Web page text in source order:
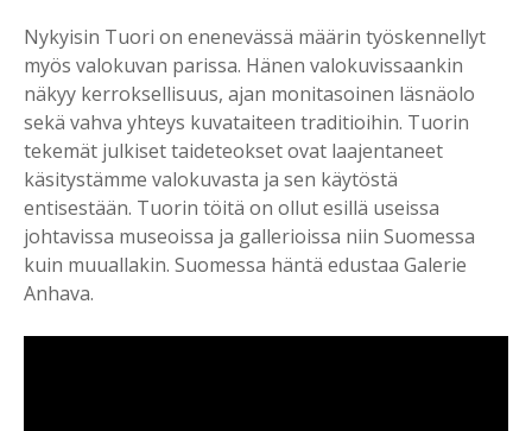
Nykyisin Tuori on enenevässä määrin työskennellyt
myös valokuvan parissa. Hänen valokuvissaankin
näkyy kerroksellisuus, ajan monitasoinen läsnäolo
sekä vahva yhteys kuvataiteen traditioihin. Tuorin
tekemät julkiset taideteokset ovat laajentaneet
käsitystämme valokuvasta ja sen käytöstä
entisestään. Tuorin töitä on ollut esillä useissa
johtavissa museoissa ja gallerioissa niin Suomessa
kuin muuallakin. Suomessa häntä edustaa Galerie
Anhava.